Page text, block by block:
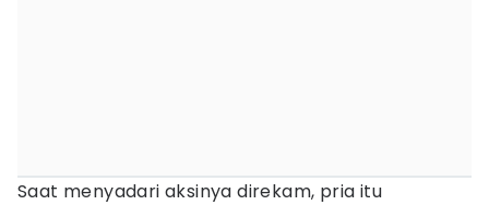
Saat menyadari aksinya direkam, pria itu